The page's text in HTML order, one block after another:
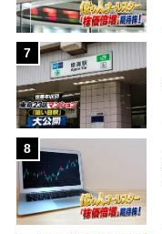
7
8